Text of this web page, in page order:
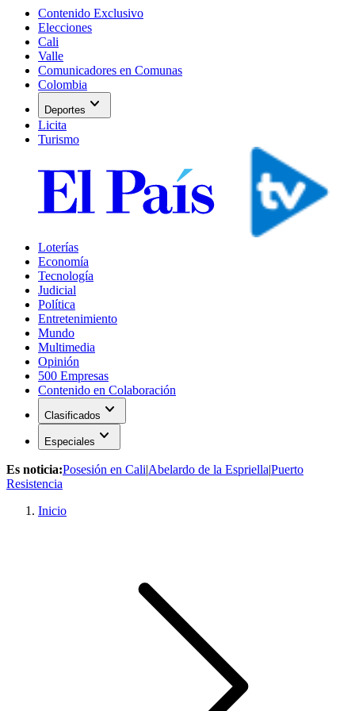
Contenido Exclusivo
Elecciones
Cali
Valle
Comunicadores en Comunas
Colombia
Deportes expand_more
Licita
Turismo
Loterías
Economía
Tecnología
Judicial
Política
Entretenimiento
Mundo
Multimedia
Opinión
500 Empresas
Contenido en Colaboración
Clasificados expand_more
Especiales expand_more
Es noticia:Posesión en Cali|Abelardo de la Espriella|Puerto
Resistencia
Inicio